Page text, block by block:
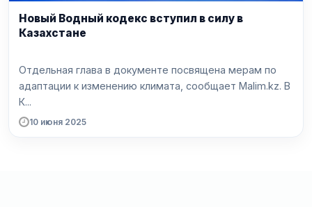
Новый Водный кодекс вступил в силу в
Казахстане
Отдельная глава в документе посвящена мерам по
адаптации к изменению климата, сообщает Malim.kz. В
К...
10 июня 2025